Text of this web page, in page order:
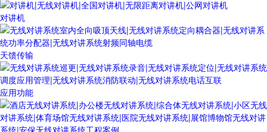
对讲机
天馈传输
应用功能